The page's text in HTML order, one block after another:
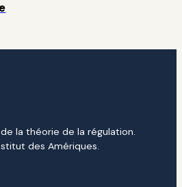
la théorie de la régulation.
des Amériques.